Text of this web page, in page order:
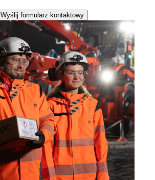
Wyślij formularz kontaktowy